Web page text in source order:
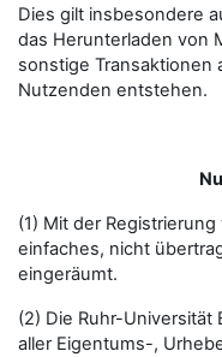
Dies gilt insbesondere
das Herunterladen von
sonstige Transaktionen
Nutzenden entstehen.
(1) Mit der
einfaches, nicht
eingeräumt.
(2) Die Ruhr-
aller Eigentums-,